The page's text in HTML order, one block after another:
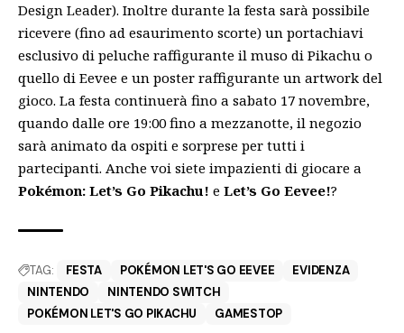
Design Leader). Inoltre durante la festa sarà possibile
ricevere (fino ad esaurimento scorte) un portachiavi
esclusivo di peluche raffigurante il muso di Pikachu o
quello di Eevee e un poster raffigurante un artwork del
gioco. La festa continuerà fino a sabato 17 novembre,
quando dalle ore 19:00 fino a mezzanotte, il negozio
sarà animato da ospiti e sorprese per tutti i
partecipanti. Anche voi siete impazienti di giocare a
Pokémon: Let’s Go Pikachu! e Let’s Go Eevee!?
TAG: FESTA POKÉMON LET'S GO EEVEE
EVIDENZA
NINTENDO
NINTENDO SWITCH
POKÉMON LET'S GO PIKACHU
GAMESTOP